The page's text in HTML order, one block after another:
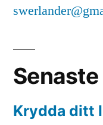
Krydda ditt